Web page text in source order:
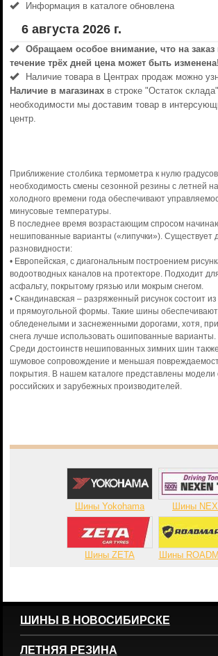
Информация в каталоге обновлена
6 августа 2026 г.
Обращаем особое внимание, что на
течениe трёх дней цена может быть изменена!
Наличие товара в Центрах продаж можно
Наличие в магазинахв строке "Остаток
необходимости мы доставим товар в
центр.
Приближение столбика термометра к нулю
необходимость смены сезонной резины с летней
холодного времени года обеспечивают
минусовые температуры.
В последнее время возрастающим спросом
нешипованные варианты («липучки»). Существует
разновидности:
• Европейская, с диагональным построением
водоотводных каналов на протекторе. Подходит
асфальту, покрытому грязью или мокрым снегом.
• Скандинавская – разряженный рисунок состоит
и прямоугольной формы. Такие шины
обледенелыми и заснеженными дорогами, хотя,
снега лучше использовать ошипованные варианты.
Среди достоинств нешипованных зимних шин
шумовое сопровождение и меньшая
покрытия. В нашем каталоге представлены модели
российских и зарубежных производителей.
Шины Yokohama Шины
Шины ZETA Шины
ШИНЫ В НОВОСИБИРСКЕ
ЛЕТНЯЯ РЕЗИНА